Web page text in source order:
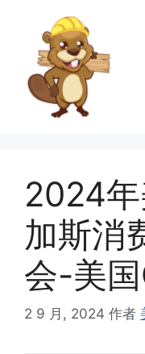
2024
加斯消
会-美
2 9 月, 2024 作者